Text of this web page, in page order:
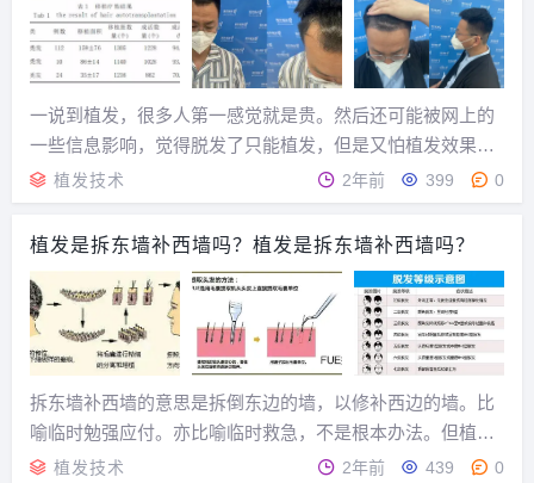
一说到植发，很多人第一感觉就是贵。然后还可能被网上的
一些信息影响，觉得脱发了只能植发，但是又怕植发效果
差、容易被坑，对植发敬而远之，最后只能眼看头发越脱越
厉害。其实这个观点很片面。...
植发技术 2年前 399 0
植发是拆东墙补西墙吗？植发是拆东墙补西墙吗？
拆东墙补西墙的意思是拆倒东边的墙，以修补西边的墙。比
喻临时勉强应付。亦比喻临时救急，不是根本办法。但植发
并非如此。植发的原理是运用自体毛发移植的原理，采取后
植发技术 2年前 439 0